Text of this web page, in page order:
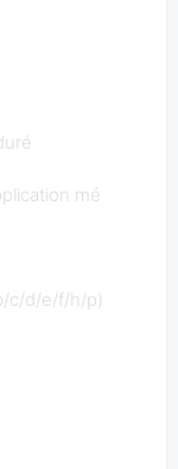
mé
c/d/e/f/h/p)